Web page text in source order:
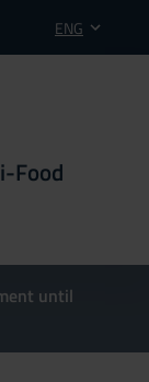
ENG
Food
until